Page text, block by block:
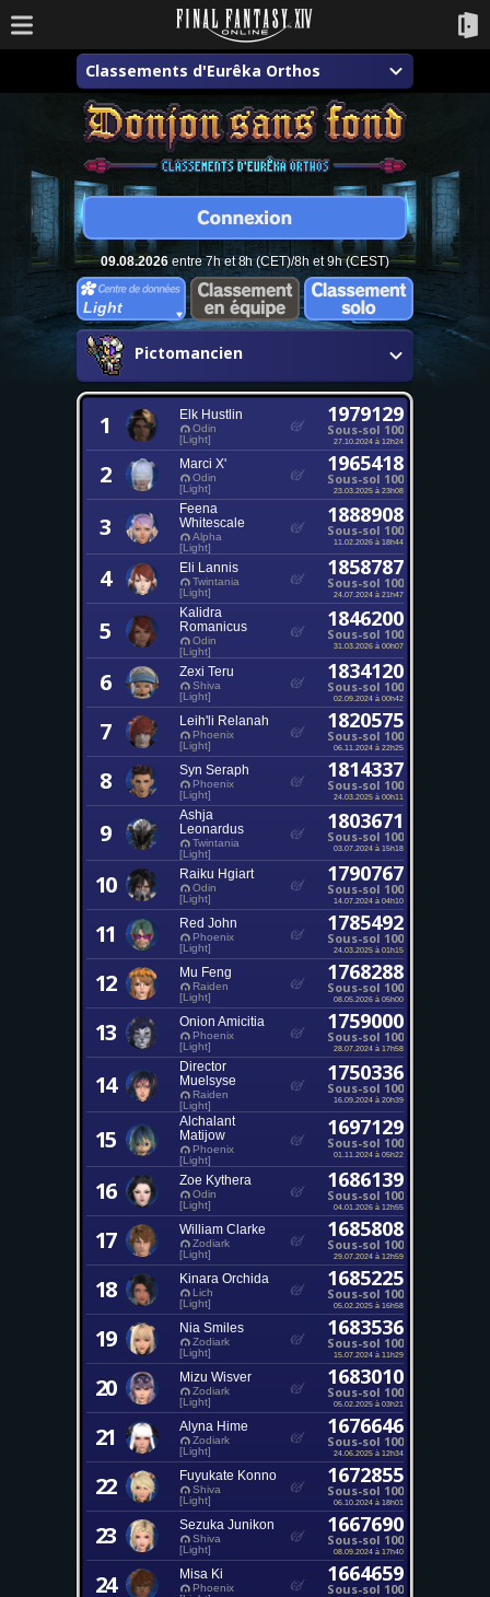
Classements d'Eurêka Orthos
09.08.2026entre 7h et 8h (CET)/8h et 9h (CEST)
Light
Pictomancien
1 Elk Hustlin
Odin
[Light]
1979129
Sous-sol 100
27.10.2024 à 12h24
2 Marci X'
Odin
[Light]
1965418
Sous-sol 100
23.03.2025 à 23h08
3
Feena
Whitescale
Alpha
[Light]
1888908
Sous-sol 100
11.02.2026 à 18h44
4 Eli Lannis
Twintania
[Light]
1858787
Sous-sol 100
24.07.2024 à 21h47
5
Kalidra
Romanicus
Odin
[Light]
1846200
Sous-sol 100
31.03.2026 à 00h07
6 Zexi Teru
Shiva
[Light]
1834120
Sous-sol 100
02.09.2024 à 00h42
7 Leih'li Relanah
Phoenix
[Light]
1820575
Sous-sol 100
06.11.2024 à 22h25
8 Syn Seraph
Phoenix
[Light]
1814337
Sous-sol 100
24.03.2025 à 00h11
9
Ashja
Leonardus
Twintania
[Light]
1803671
Sous-sol 100
03.07.2024 à 15h18
10 Raiku Hgiart
Odin
[Light]
1790767
Sous-sol 100
14.07.2024 à 04h10
11 Red John
Phoenix
[Light]
1785492
Sous-sol 100
24.03.2025 à 01h15
12 Mu Feng
Raiden
[Light]
1768288
Sous-sol 100
08.05.2026 à 05h00
13 Onion Amicitia
Phoenix
[Light]
1759000
Sous-sol 100
28.07.2024 à 17h58
14
Director
Muelsyse
Raiden
[Light]
1750336
Sous-sol 100
16.09.2024 à 20h39
15
Alchalant
Matijow
Phoenix
[Light]
1697129
Sous-sol 100
01.11.2024 à 05h22
16 Zoe Kythera
Odin
[Light]
1686139
Sous-sol 100
04.01.2026 à 12h55
17 William Clarke
Zodiark
[Light]
1685808
Sous-sol 100
29.07.2024 à 12h59
18 Kinara Orchida
Lich
[Light]
1685225
Sous-sol 100
05.02.2025 à 16h58
19 Nia Smiles
Zodiark
[Light]
1683536
Sous-sol 100
15.07.2024 à 11h29
20 Mizu Wisver
Zodiark
[Light]
1683010
Sous-sol 100
05.02.2025 à 03h21
21 Alyna Hime
Zodiark
[Light]
1676646
Sous-sol 100
24.06.2025 à 12h34
22 Fuyukate Konno
Shiva
[Light]
1672855
Sous-sol 100
06.10.2024 à 18h01
23 Sezuka Junikon
Shiva
[Light]
1667690
Sous-sol 100
08.09.2024 à 17h40
24 Misa Ki
Phoenix
1664659
Sous-sol 100